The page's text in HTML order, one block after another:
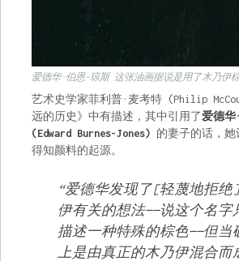
爱德华·伯恩-琼斯 这张油画据说是用了木乃伊
艺术史学家菲利普·麦考特 (Philip
远的历史》中有描述， 其中引用了爱德华
(Edward Burnes-Jones) 的妻子的话，
得知颜料的起源。
“爱德华发现了[轻蔑地拒绝
伊有关的想法——说这个名字
描述一种特殊的棕色——但当
上是由真正的木乃伊混合而